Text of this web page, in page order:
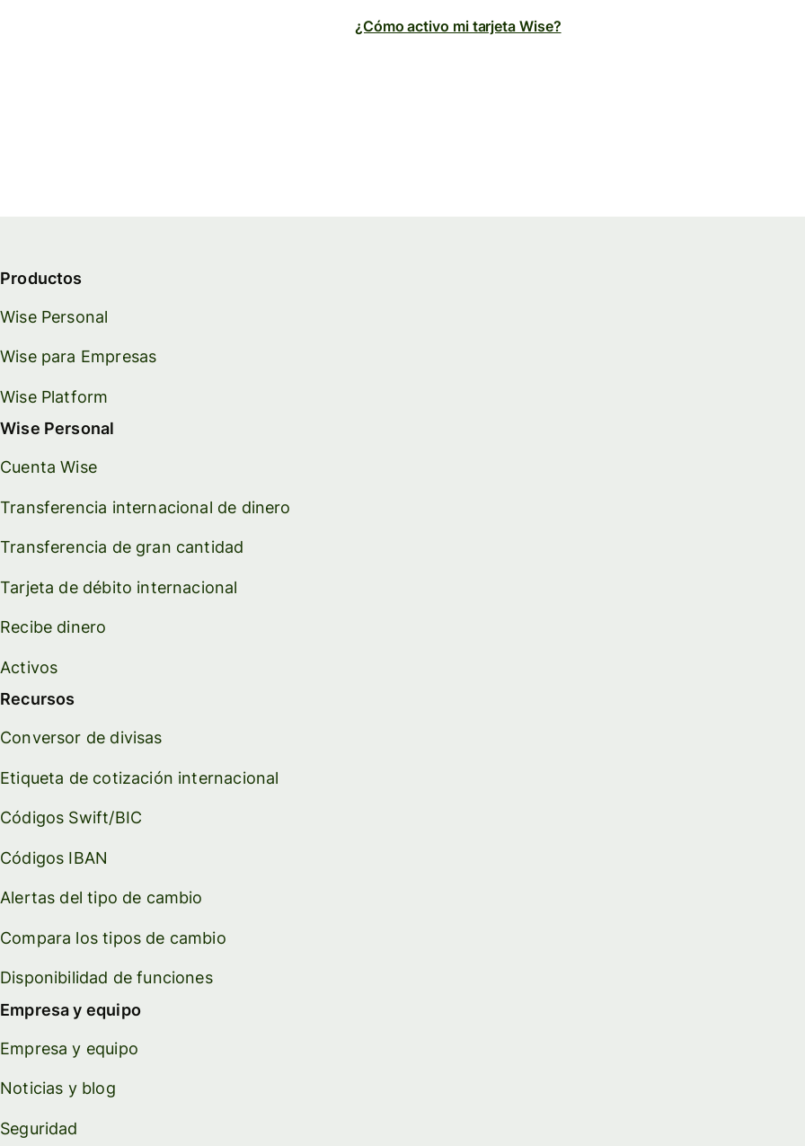
¿Cómo activo mi tarjeta Wise?
Productos
Wise Personal
Wise para Empresas
Wise Platform
Wise Personal
Cuenta Wise
Transferencia internacional de dinero
Transferencia de gran cantidad
Tarjeta de débito internacional
Recibe dinero
Activos
Recursos
Conversor de divisas
Etiqueta de cotización internacional
Códigos Swift/BIC
Códigos IBAN
Alertas del tipo de cambio
Compara los tipos de cambio
Disponibilidad de funciones
Empresa y equipo
Empresa y equipo
Noticias y blog
Seguridad